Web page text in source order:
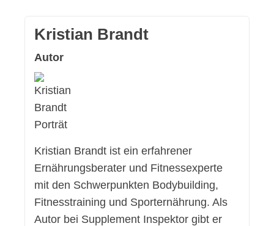
Kristian Brandt
Autor
Kristian Brandt ist ein erfahrener
Ernährungsberater und Fitnessexperte
mit den Schwerpunkten Bodybuilding,
Fitnesstraining und Sporternährung. Als
Autor bei Supplement Inspektor gibt er